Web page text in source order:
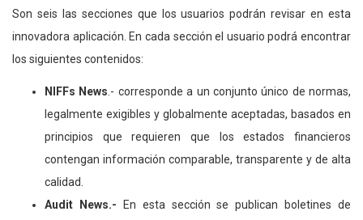
Son seis las secciones que los usuarios podrán revisar en esta
innovadora aplicación. En cada sección el usuario podrá encontrar
los siguientes contenidos:
NIFFs News.- corresponde a un conjunto único de normas,
legalmente exigibles y globalmente aceptadas, basados en
principios que requieren que los estados financieros
contengan información comparable, transparente y de alta
calidad.
Audit News.- En esta sección se publican boletines de